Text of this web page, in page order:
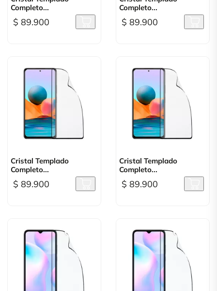
Completo...
$ 89.900
Completo...
$ 89.900
Cristal Templado
Completo...
$ 89.900
Cristal Templado
Completo...
$ 89.900